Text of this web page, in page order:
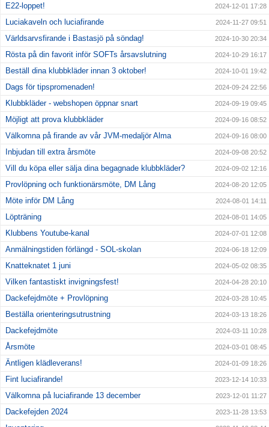
E22-loppet! 2024-12-01 17:28
Luciakaveln och luciafirande 2024-11-27 09:51
Världsarvsfirande i Bastasjö på söndag! 2024-10-30 20:34
Rösta på din favorit inför SOFTs årsavslutning 2024-10-29 16:17
Beställ dina klubbkläder innan 3 oktober! 2024-10-01 19:42
Dags för tipspromenaden! 2024-09-24 22:56
Klubbkläder - webshopen öppnar snart 2024-09-19 09:45
Möjligt att prova klubbkläder 2024-09-16 08:52
Välkomna på firande av vår JVM-medaljör Alma 2024-09-16 08:00
Inbjudan till extra årsmöte 2024-09-08 20:52
Vill du köpa eller sälja dina begagnade klubbkläder? 2024-09-02 12:16
Provlöpning och funktionärsmöte, DM Lång 2024-08-20 12:05
Möte inför DM Lång 2024-08-01 14:11
Löpträning 2024-08-01 14:05
Klubbens Youtube-kanal 2024-07-01 12:08
Anmälningstiden förlängd - SOL-skolan 2024-06-18 12:09
Knatteknatet 1 juni 2024-05-02 08:35
Vilken fantastiskt invigningsfest! 2024-04-28 20:10
Dackefejdmöte + Provlöpning 2024-03-28 10:45
Beställa orienteringsutrustning 2024-03-13 18:26
Dackefejdmöte 2024-03-11 10:28
Årsmöte 2024-03-01 08:45
Äntligen klädleverans! 2024-01-09 18:26
Fint luciafirande! 2023-12-14 10:33
Välkomna på luciafirande 13 december 2023-12-01 11:27
Dackefejden 2024 2023-11-28 13:53